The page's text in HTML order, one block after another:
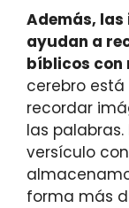
Además,
ayudan a
bíblicos
cerebro
recordar
las
versículo
forma más